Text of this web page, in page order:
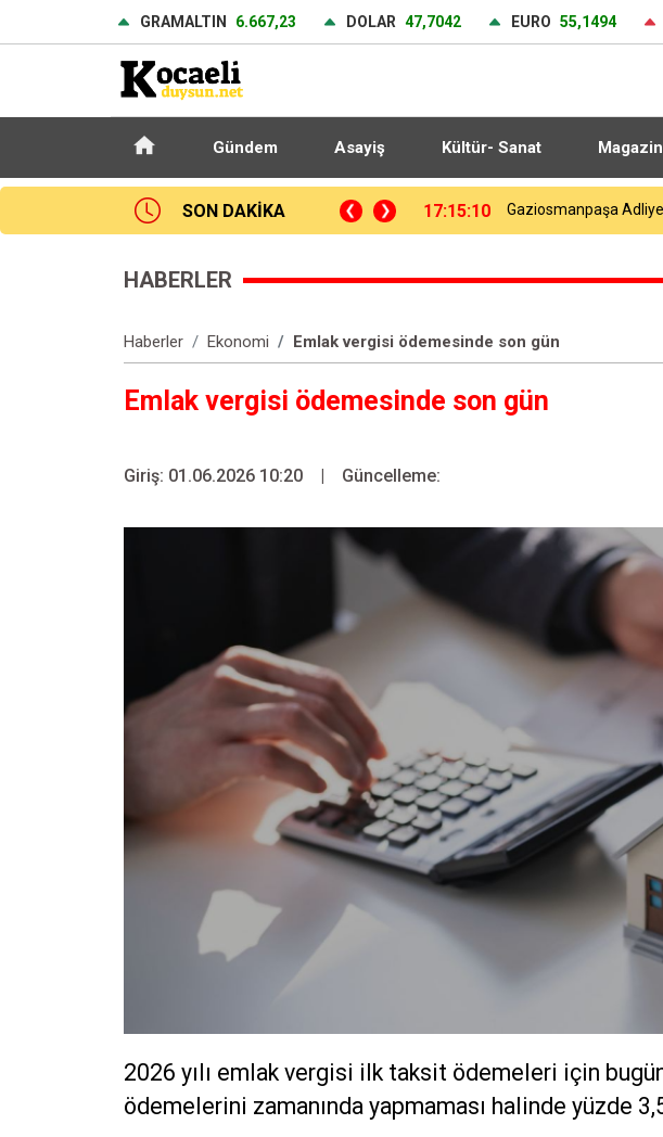
GRAMALTIN 6.667,23 DOLAR 47,7042 EURO 55,1494
Gündem Asayiş Kültür- Sanat Magazin
SON DAKİKA Gaziosmanpaşa Adliyesi’nde kasten öldürme davasında gerginlik çıktı, adliyeye doğru giden silahlı kişiler yakalandı 16:56:29
HABERLER
Haberler Ekonomi Emlak vergisi ödemesinde son gün
Emlak vergisi ödemesinde son gün
Giriş: 01.06.2026 10:20 | Güncelleme:
2026 yılı emlak vergisi ilk taksit ödemeleri için
ödemelerini zamanında yapmaması halinde yüzde